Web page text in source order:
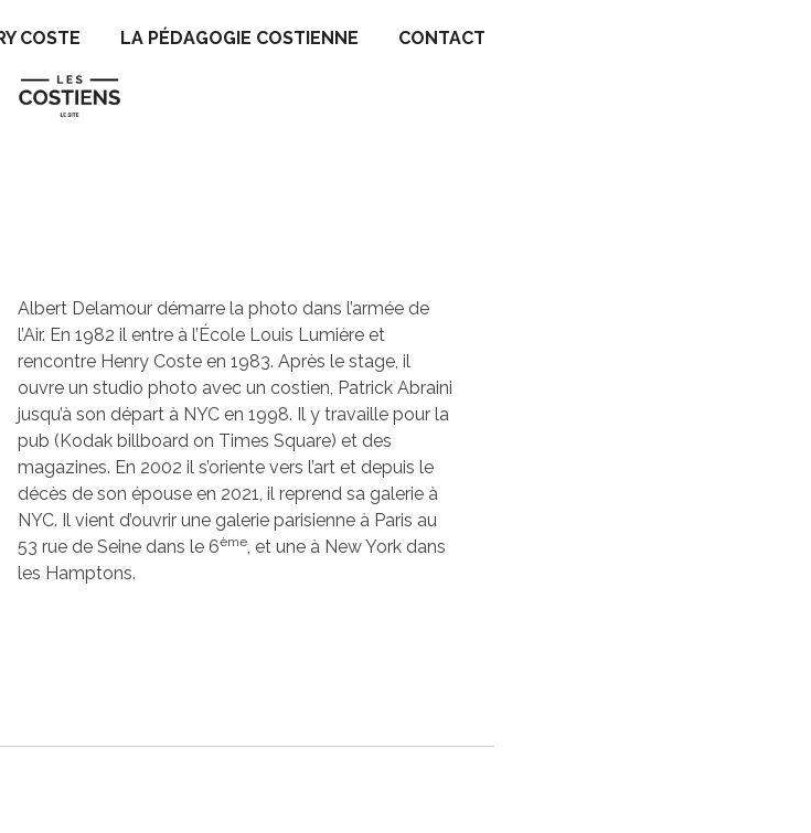
COSTE LA PÉDAGOGIE COSTIENNE CONTACT
Albert Delamour démarre la photo dans l’armée de
l’Air. En 1982 il entre à l’École Louis Lumière et
rencontre Henry Coste en 1983. Après le stage, il
ouvre un studio photo avec un costien, Patrick Abraini
jusqu’à son départ à NYC en 1998. Il y travaille pour la
pub (Kodak billboard on Times Square) et des
magazines. En 2002 il s’oriente vers l’art et depuis le
décès de son épouse en 2021, il reprend sa galerie à
NYC. Il vient d’ouvrir une galerie parisienne à Paris au
53 rue de Seine dans le 6ème, et une à New York dans
les Hamptons.